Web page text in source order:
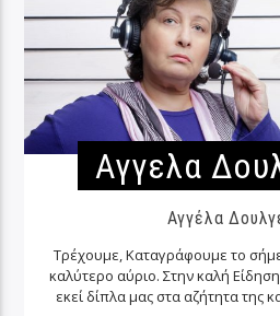
Αγγελα
Αγγέλα
Τρέχουμε, Καταγράφουμε το
καλύτερο αύριο. Στην καλή Είδηση, γιατί υπάρχει κι αυτή…
εκεί δίπλα μας στα αζήτητα της